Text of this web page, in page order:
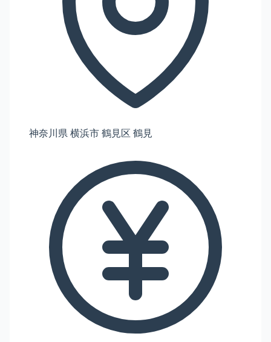
神奈川県 横浜市 鶴見区 鶴見